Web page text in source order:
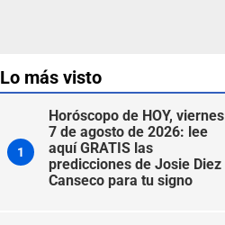
Lo más visto
1
Horóscopo de HOY, viernes
7 de agosto de 2026: lee
aquí GRATIS las
predicciones de Josie Diez
Canseco para tu signo